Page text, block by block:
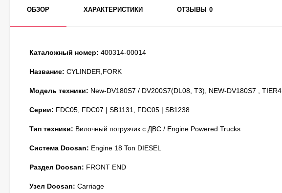
ОБЗОР ХАРАКТЕРИСТИКИ ОТЗЫВЫ 0
Каталожный номер: 400314-00014
Название: CYLINDER,FORK
Модель техники: New-DV180S7 / DV200S7(DL08, T3), NEW-DV180S7 , TIER4
Серии: FDC05, FDC07 | SB1131; FDC05 | SB1238
Тип техники: Вилочный погрузчик с ДВС / Engine Powered Trucks
Система Doosan: Engine 18 Ton DIESEL
Раздел Doosan: FRONT END
Узел Doosan: Carriage